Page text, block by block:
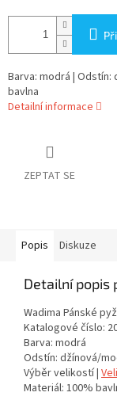
Barva: modrá |
bavlna
Detailní informace
ZEPTAT SE
Popis Diskuze
Detailní popis
Wadima Pánské
Katalogové číslo:
Barva: modrá
Odstín: džínová/
Výběr velikostí |
Materiál: 100%